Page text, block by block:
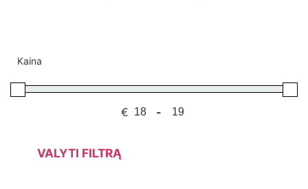
Kaina
€ -
VALYTI FILTRĄ